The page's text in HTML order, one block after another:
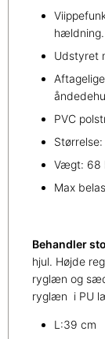
hældning.
Udstyret
PVC
Vægt: 68
Max
Behandler
hjul. Højde
ryglæn og
ryglæn i PU
L:39 cm